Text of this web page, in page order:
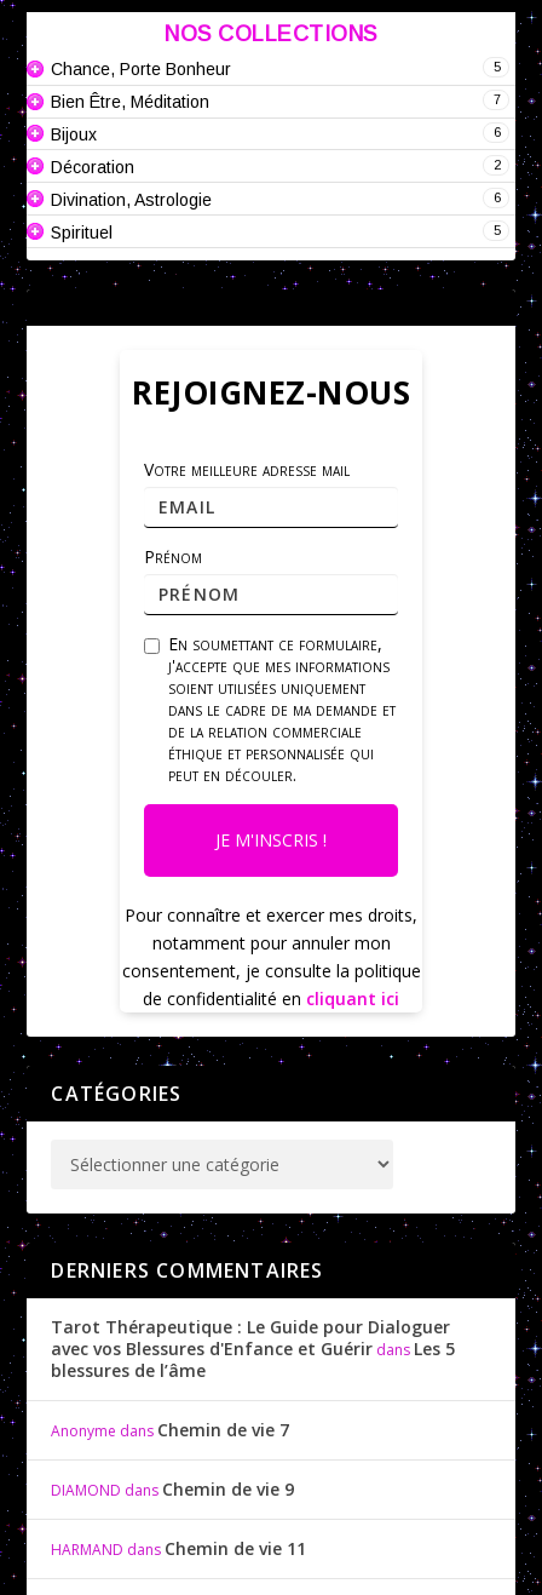
NOS COLLECTIONS
5
Chance, Porte Bonheur
7
Bien Être, Méditation
6
Bijoux
2
Décoration
6
Divination, Astrologie
5
Spirituel
REJOIGNEZ-NOUS
Votre meilleure adresse mail
Prénom
En soumettant ce formulaire,
j'accepte que mes informations
soient utilisées uniquement
dans le cadre de ma demande et
de la relation commerciale
éthique et personnalisée qui
peut en découler.
JE M'INSCRIS !
Pour connaître et exercer mes droits,
notamment pour annuler mon
consentement, je consulte la politique
de confidentialité en cliquant ici
CATÉGORIES
DERNIERS COMMENTAIRES
Tarot Thérapeutique : Le Guide pour Dialoguer
avec vos Blessures d'Enfance et Guérir dans Les 5
blessures de l’âme
Anonyme dans Chemin de vie 7
DIAMOND dans Chemin de vie 9
HARMAND dans Chemin de vie 11